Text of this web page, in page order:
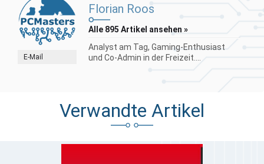
E-Mail
Florian Roos
Alle 895 Artikel ansehen »
Analyst am Tag, Gaming-Enthusiast
und Co-Admin in der Freizeit....
Verwandte Artikel